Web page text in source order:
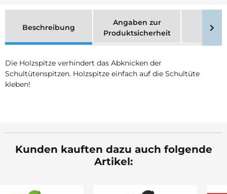
Beschreibung
Angaben zur
Produktsicherheit
Die Holzspitze verhindert das Abknicken der
Schultütenspitzen. Holzspitze einfach auf die Schultüte
kleben!
Kunden kauften dazu auch folgende
Artikel: